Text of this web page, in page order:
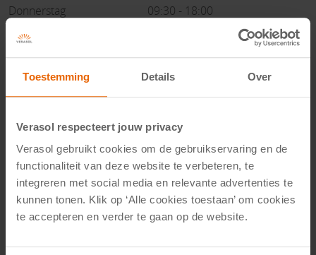
Toestemming Details Over
Verasol respecteert jouw privacy
Verasol gebruikt cookies om de gebruikservaring en de
functionaliteit van deze website te verbeteren, te
integreren met social media en relevante advertenties te
kunnen tonen. Klik op ‘Alle cookies toestaan’ om cookies
te accepteren en verder te gaan op de website.
Donnerstag
09:30 - 18:00
Freitag
Sonntag
Geschlossen
Showroom-Termin
Angepasste Öffnungszeiten